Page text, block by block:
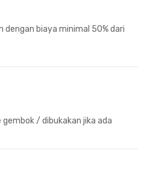
biaya minimal 50% dari
/ dibukakan jika ada